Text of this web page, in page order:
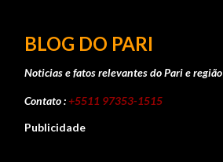
BLOG DO PARI
Noticias e fatos relevantes do Pari e região
Contato :+5511 97353-1515
Publicidade